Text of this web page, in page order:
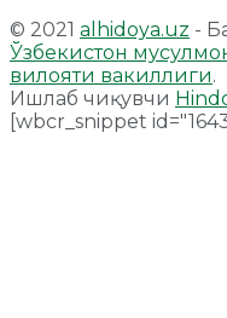
© 2021 alhidoya.uz -
Ўзбекистон
вилояти вакиллиги.
Ишлаб чиқувчи
[wbcr_snippet